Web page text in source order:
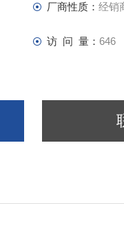
厂商性质： 经销
访 问 量： 646